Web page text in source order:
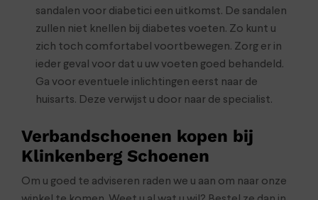
sandalen voor diabetici een uitkomst. De sandalen
zullen niet knellen bij diabetes voeten. Zo kunt u
zich toch comfortabel voortbewegen. Zorg er in
ieder geval voor dat u uw voeten goed behandeld.
Ga voor eventuele inlichtingen eerst naar de
huisarts. Deze verwijst u door naar de specialist.
Verbandschoenen kopen bij
Klinkenberg Schoenen
Om u goed te adviseren raden we u aan om naar onze